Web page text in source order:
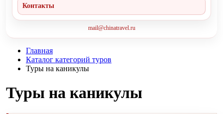
Контакты
mail@chinatravel.ru
Главная
Каталог категорий туров
Туры на каникулы
Туры на каникулы